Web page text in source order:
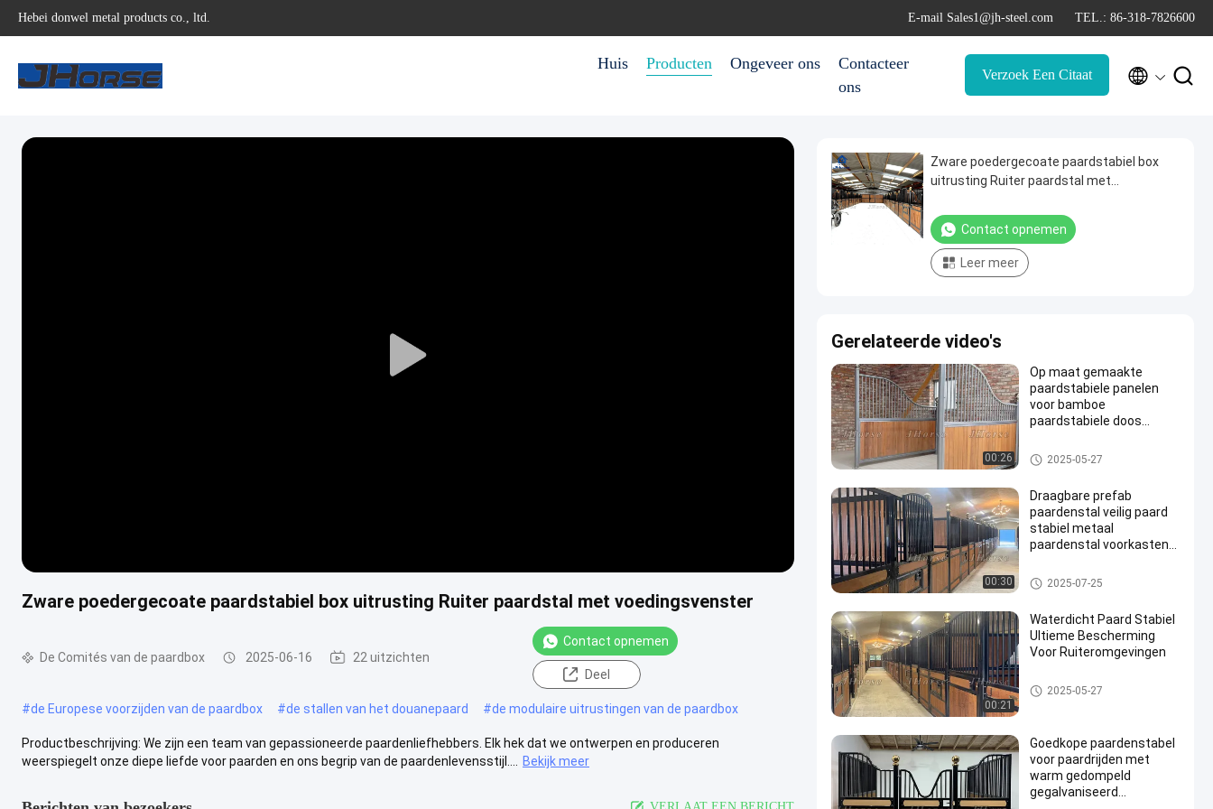
Hebei donwel metal products co., ltd. E-mail Sales1@jh-steel.com TEL.: 86-318-7826600
Huis Producten Ongeveer ons
Contacteer
ons
Verzoek Een Citaat  
Play
Zware poedergecoate paardstabiel box uitrusting Ruiter paardstal met voedingsvenster
De Comités van de paardbox 2025-06-16 22 uitzichten
Contact opnemen
Deel
#de Europese voorzijden van de paardbox #de stallen van het douanepaard #de modulaire uitrustingen van de paardbox
Productbeschrijving: We zijn een team van gepassioneerde paardenliefhebbers. Elk hek dat we ontwerpen en produceren
weerspiegelt onze diepe liefde voor paarden en ons begrip van de paardenlevensstijl....
Bekijk meer
VERLAAT EEN BERICHT
Zware poedergecoate paardstabiel box
uitrusting Ruiter paardstal met
Contact opnemen
Leer meer
Gerelateerde video's
00:26
Op maat gemaakte
paardstabiele panelen
voor bamboe
paardstabiele doos
maat gemaakte
deurgrootte
De Comités van de paardbox
2025-05-27
00:30
Draagbare prefab
paardenstal veilig paard
stabiel metaal
paardenstal voorkasten
De Comités van de paardbox
2025-07-25
00:21
Waterdicht Paard Stabiel
Ultieme Bescherming
Voor Ruiteromgevingen
De Comités van de paardbox
2025-05-27
Goedkope paardenstabel
voor paardrijden met
warm gedompeld
gegalvaniseerd